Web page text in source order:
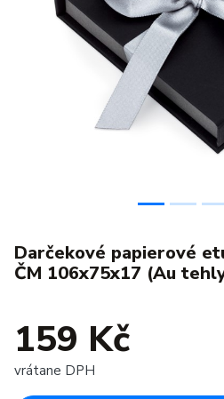
Darčekové papierové
ČM 106x75x17 (Au
159 Kč
vrátane DPH